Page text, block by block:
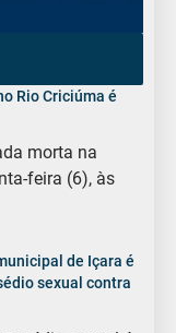
Rio Criciúma é
morta na
feira (6), às
de Içara é
sexual contra